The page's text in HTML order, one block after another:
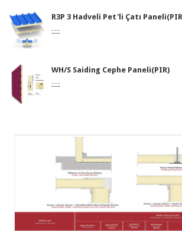
R3P 3 Hadveli Pet'li Çatı
---
WH/S Saiding Cephe Paneli(PIR)
---